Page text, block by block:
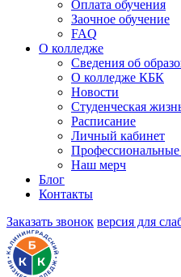
Оплата обучения
Заочное обучение
FAQ
О колледже
Сведения об
О колледже КБК
Новости
Студенческая
Расписание
Личный кабинет
Наш мерч
Блог
Контакты
Заказать звонок версия для